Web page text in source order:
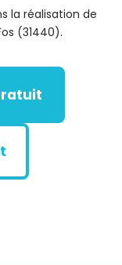
la réalisation de
(31440).